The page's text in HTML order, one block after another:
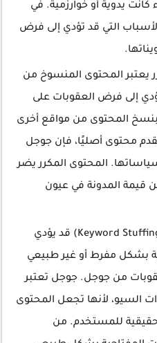
يدوية أو خوارزمية. في
التي قد تؤدي إلى فرض
يعتبر المحتوى المنسوخ من
إلى فرض العقوبات على
بنسخ المحتوى من مواقع أخرى
محتوى أصليًا، فإن جوجل
المحتوى المكرر يضر
قيمة المدونة في عيون
حشو الكلمات المفتاحية (Keyword Stuffing) قد يؤدي
بشكل مفرط أو غير طبيعي
من جوجل. جوجل تعتبر
السيو، لأنها تجعل المحتوى
حقيقية للمستخدم. من